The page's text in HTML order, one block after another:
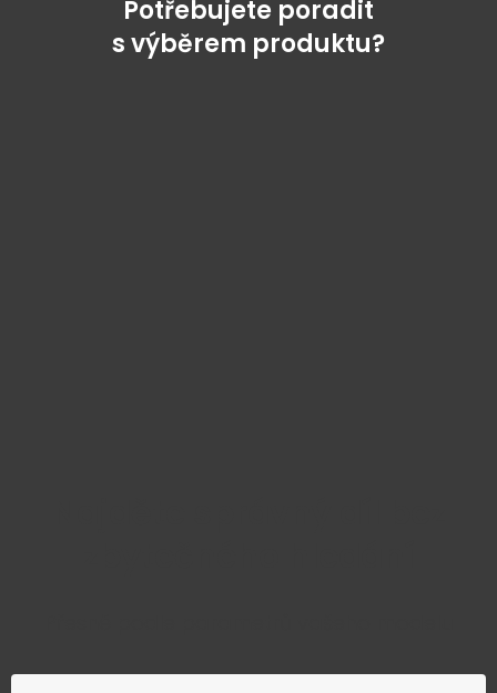
Potřebujete poradit
s výběrem produktu?